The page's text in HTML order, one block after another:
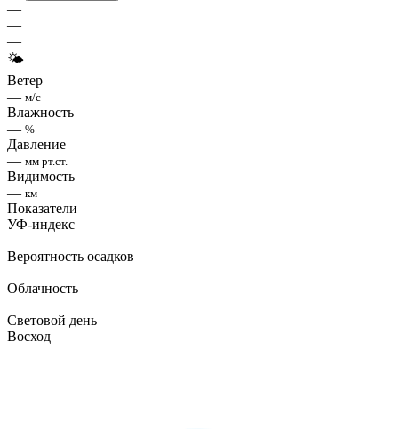
—
—
—
🌤
Ветер
— м/с
Влажность
— %
Давление
— мм рт.ст.
Видимость
— км
Показатели
УФ-индекс
—
Вероятность осадков
—
Облачность
—
Световой день
Восход
—